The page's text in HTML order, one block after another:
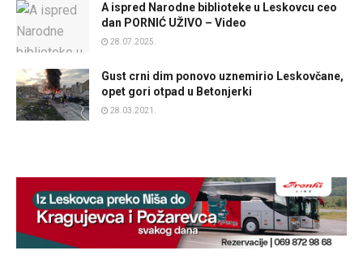
A ispred Narodne biblioteke u Leskovcu ceo
dan PORNIĆ UŽIVO – Video
28.07.2025.
Gust crni dim ponovo uznemirio Leskovčane,
opet gori otpad u Betonjerki
28.03.2021.